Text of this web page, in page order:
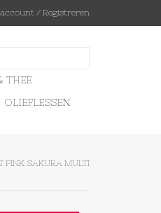
/ Registreren
THEE
OLIEFLESSEN
PINK SAKURA MULTI